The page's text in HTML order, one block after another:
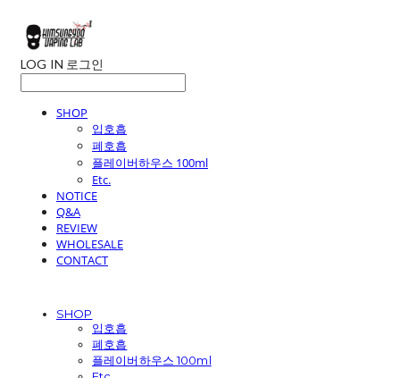
LOG IN 로그인
SHOP
입호흡
폐호흡
플레이버하우스 100ml
Etc.
NOTICE
Q&A
REVIEW
WHOLESALE
CONTACT
SHOP
입호흡
폐호흡
플레이버하우스 100ml